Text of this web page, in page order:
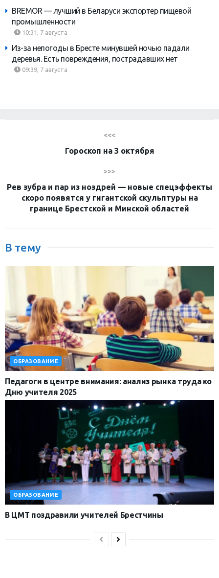
BREMOR — лучший в Беларуси экспортер пищевой
промышленности
10:31, 7 августа
Из-за непогоды в Бресте минувшей ночью падали
деревья. Есть повреждения, пострадавших нет
09:39, 7 августа
<<<
Гороскоп на 3 октября
>>>
Рев зубра и пар из ноздрей — новые спецэффекты
скоро появятся у гигантской скульптуры на
границе Брестской и Минской областей
В тему
ОБРАЗОВАНИЕ
Педагоги в центре внимания: анализ рынка труда ко
Дню учителя 2025
ОБРАЗОВАНИЕ
В ЦМТ поздравили учителей Брестчины